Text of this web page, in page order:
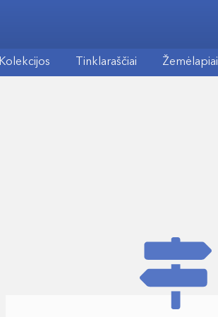
Kolekcijos Tinklaraščiai Žemėlapiai